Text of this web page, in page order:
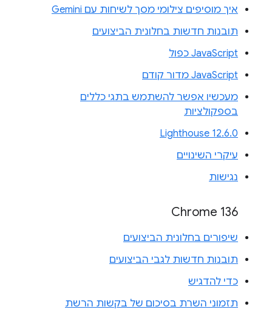
איך מוסיפים צילומי מסך לשיחות עם Gemini
תובנות חדשות בחלונית הביצועים
JavaScript כפול
JavaScript מדור קודם
מעכשיו אפשר להשתמש בתגי כללים
בספקולציות
Lighthouse 12.6.0
עיקרי השינויים
נגישות
Chrome 136
שיפורים בחלונית הביצועים
תובנות חדשות לגבי הביצועים
כדי להדגיש
תזמוני השרת בסיכום של בקשות הרשת